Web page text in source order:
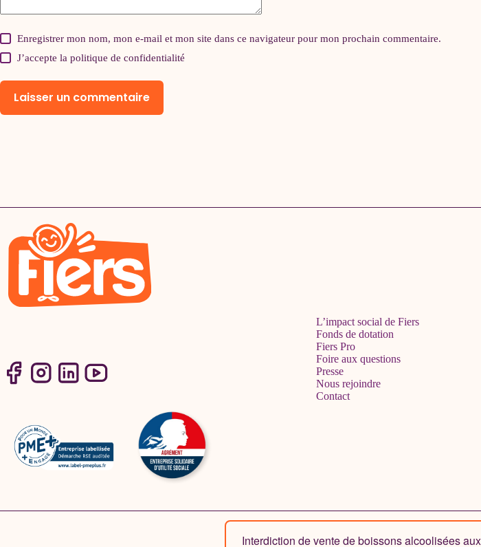
Enregistrer mon nom, mon e-mail et mon site dans ce navigateur pour mon prochain commentaire.
J’accepte lapolitique de confidentialité
Laisser un commentaire
L’impact social de Fiers
Fonds de dotation
Fiers Pro
Foire aux questions
Presse
Nous rejoindre
Contact
Interdiction de vente de boissons alcoolisées